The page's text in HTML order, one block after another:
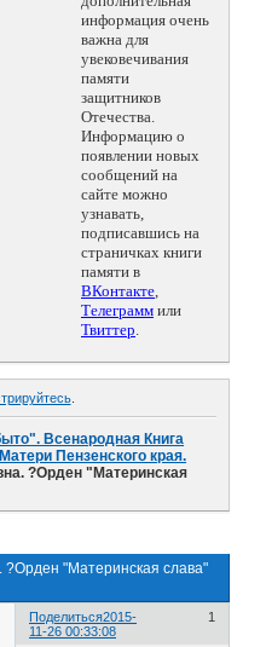
информация очень
важна для
увековечивания
памяти
защитников
Отечества.
Информацию о
появлении новых
сообщений на
сайте можно
узнавать,
подписавшись на
страничках книги
памяти в
ВКонтакте,
Телеграмм или
Твиттер.
.
Всенародная Книга
Матери Пензенского края.
?Орден "Материнская
?Орден "Материнская слава"
Поделиться 1
2015-
11-26 00:33:08